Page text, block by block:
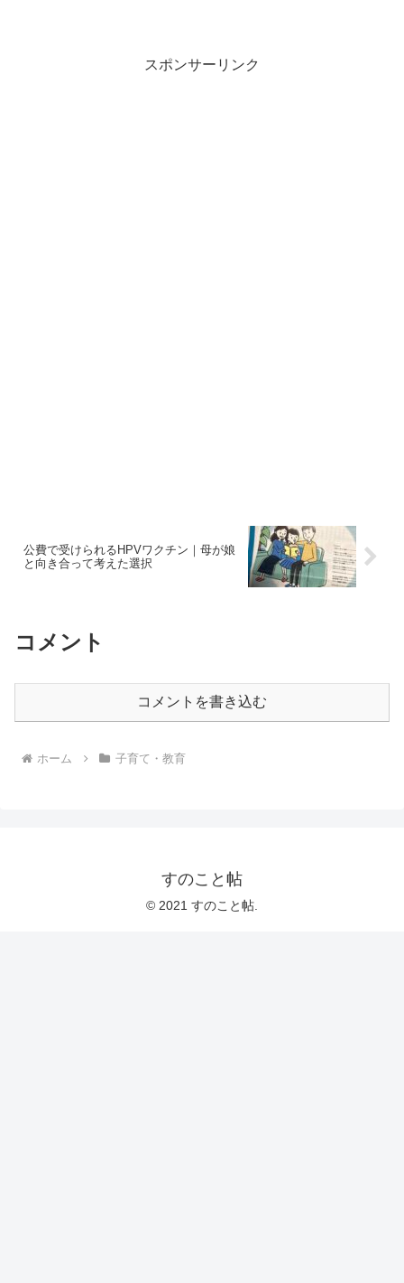
スポンサーリンク
公費で受けられるHPVワクチン｜母が娘
と向き合って考えた選択
コメント
コメントを書き込む
ホーム 子育て・教育
すのこと帖
© 2021 すのこと帖.